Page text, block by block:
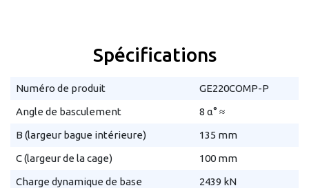
Spécifications
Numéro de produit
GE220COMP-P
Angle de basculement
8 α° ≈
B (largeur bague intérieure)
135 mm
C (largeur de la cage)
100 mm
Charge dynamique de base
2439 kN